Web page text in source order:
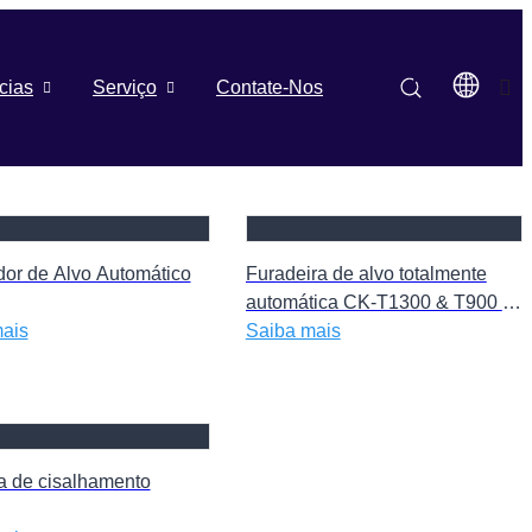
Serviço Contate-Nos
de Alvo Automático
Furadeira de alvo totalmente
automática CK-T1300 & T900 &
T700
Saiba mais
de cisalhamento